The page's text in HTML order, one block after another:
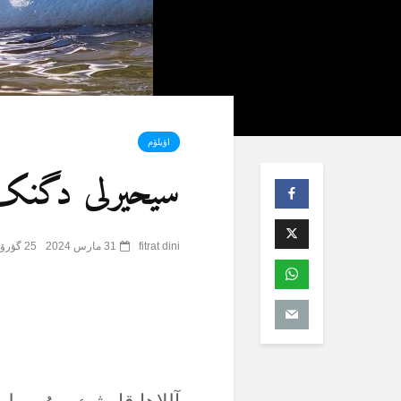
اؤیلۆم
سیحیرلی
fitrat dini 31 مارس 2024 25 گؤرۆنتۆلنمە